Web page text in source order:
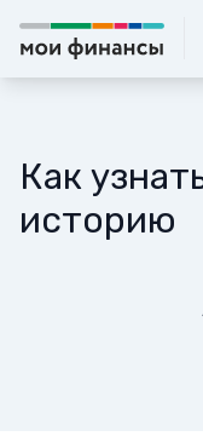
Как
историю